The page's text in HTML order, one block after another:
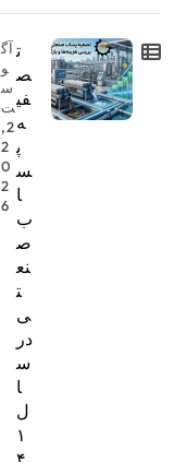
ت
ص
فی
ه
پ
س
ا
ب
ص
نع
ت
ی
در
س
ا
ل
۱
آگ
و
س
ت
2,
2
0
2
6